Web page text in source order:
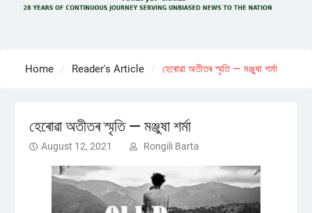
Home Reader's Article হেৰোৱা অতীতৰ স্মৃতি — মঞ্জুষা শৰ্মা
হেৰোৱা অতীতৰ স্মৃতি — মঞ্জুষা শৰ্মা
August 12, 2021 Rongili Barta